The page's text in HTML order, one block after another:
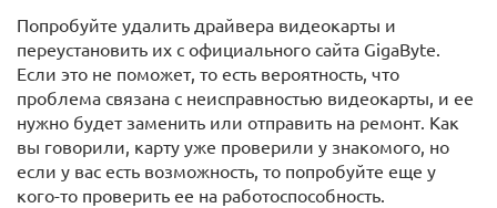
Попробуйте удалить драйвера видеокарты и
переустановить их с официального сайта GigaByte.
Если это не поможет, то есть вероятность, что
проблема связана с неисправностью видеокарты, и ее
нужно будет заменить или отправить на ремонт. Как
вы говорили, карту уже проверили у знакомого, но
если у вас есть возможность, то попробуйте еще у
кого-то проверить ее на работоспособность.